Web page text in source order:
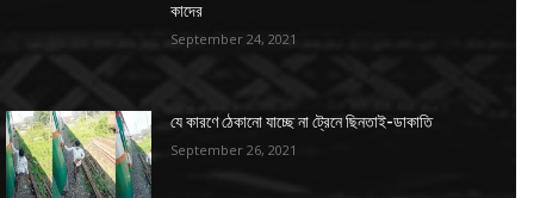
কাদের
September 24, 2021
যে কারণে ঠেকানো যাচ্ছে না ট্রেনে ছিনতাই-ডাকাতি
September 26, 2021